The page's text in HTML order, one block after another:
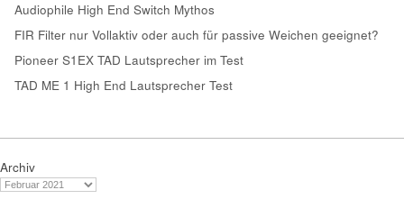
Audiophile High End Switch Mythos
FIR Filter nur Vollaktiv oder auch für passive Weichen geeignet?
Pioneer S1EX TAD Lautsprecher im Test
TAD ME 1 High End Lautsprecher Test
Archiv